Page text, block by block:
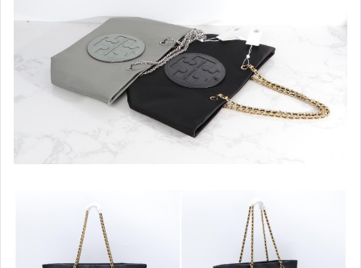
Coach 戴妃包
Coach 半月包
Coach 後背包
Coach 波士頓包
Coach 男士長夾